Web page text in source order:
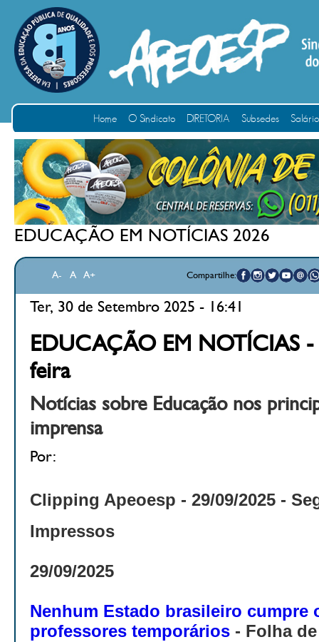
Home O Sindicato DIRETORIA Subsedes
EDUCAÇÃO EM NOTÍCIAS 2026
A- A A+ Compartilhe:
Ter, 30 de Setembro 2025 - 16:41
EDUCAÇÃO EM NOTÍCIAS -
feira
Notícias sobre Educação nos
imprensa
Por:
Clipping Apeoesp - 29/09/2025 -
Impressos
29/09/2025
Nenhum Estado brasileiro cumpre
professores temporários - Folha